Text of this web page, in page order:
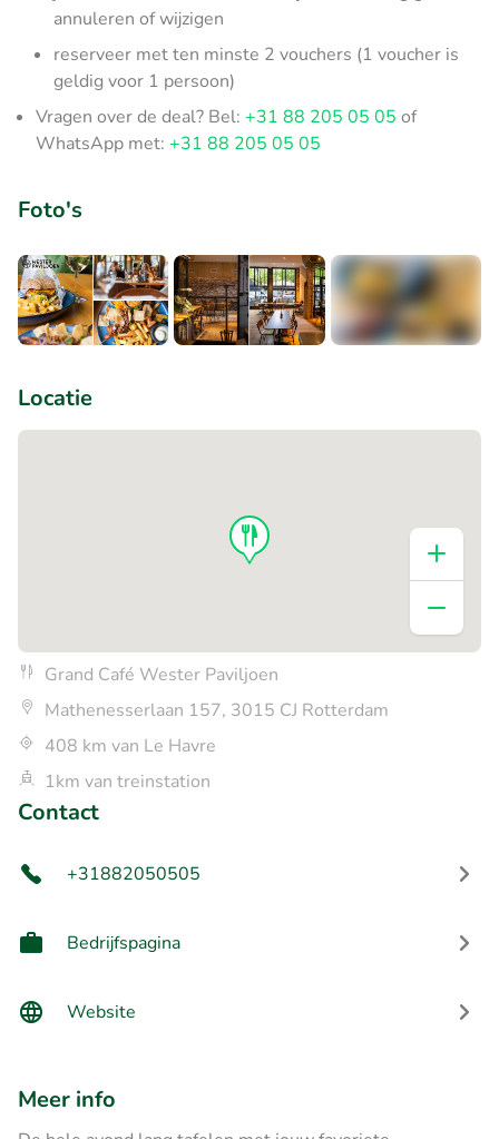
annuleren of wijzigen
reserveer met ten minste 2 vouchers (1 voucher is
geldig voor 1 persoon)
Vragen over de deal? Bel: +31 88 205 05 05 of
WhatsApp met: +31 88 205 05 05
Foto's
Locatie
Grand Café Wester Paviljoen
Mathenesserlaan 157, 3015 CJ Rotterdam
408 km van Le Havre
1km van treinstation
Contact
+31882050505
Bedrijfspagina
Website
Meer info